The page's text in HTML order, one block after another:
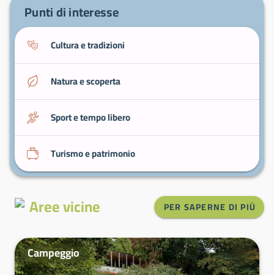
Punti di interesse
Cultura e tradizioni
Natura e scoperta
Sport e tempo libero
Turismo e patrimonio
Aree vicine PER SAPERNE DI PIÙ
Campeggio